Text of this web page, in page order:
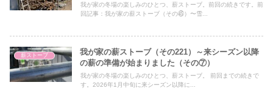
我が家の冬場の楽しみのひとつ、薪ストーブ。前回の続きです。前
回記事：我が家の薪ストーブ（その㊺）〜雪...
薪ストーブ
我が家の薪ストーブ（その221）～来シーズン以降
の薪の準備が始まりました（その⑦）
我が家の冬場の楽しみのひとつ、薪ストーブ。 前回までの続きで
す。2026年1月中旬に来シーズン以降に...